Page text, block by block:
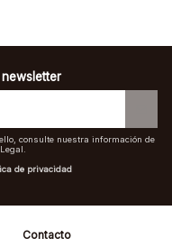
consulte nuestra información de
de privacidad
Contacto